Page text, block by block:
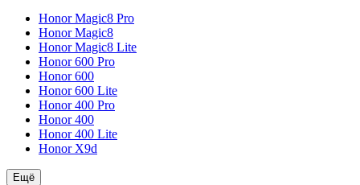
Honor Magic8 Pro
Honor Magic8
Honor Magic8 Lite
Honor 600 Pro
Honor 600
Honor 600 Lite
Honor 400 Pro
Honor 400
Honor 400 Lite
Honor X9d
Ещё